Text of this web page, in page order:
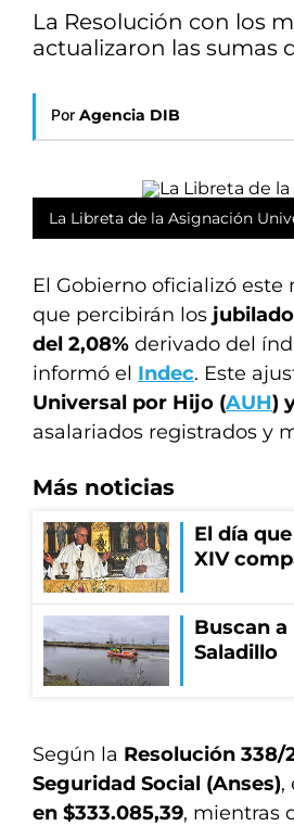
La Resolución con los
actualizaron las sumas
Por Agencia DIB
La Libreta de la Asignación
El Gobierno oficializó este
que percibirán los
del 2,08% derivado del
informó el Indec. Este
Universal por Hijo (AUH)
asalariados registrados y
Más noticias
El día
XIV
Buscan
Saladillo
Según la Resolución 338/
Seguridad Social (Anses),
en $333.085,39, mientras